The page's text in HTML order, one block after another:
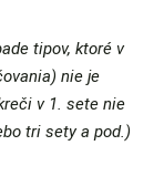
tipov, ktoré v
nie je
v 1. sete nie
tri sety a pod.)